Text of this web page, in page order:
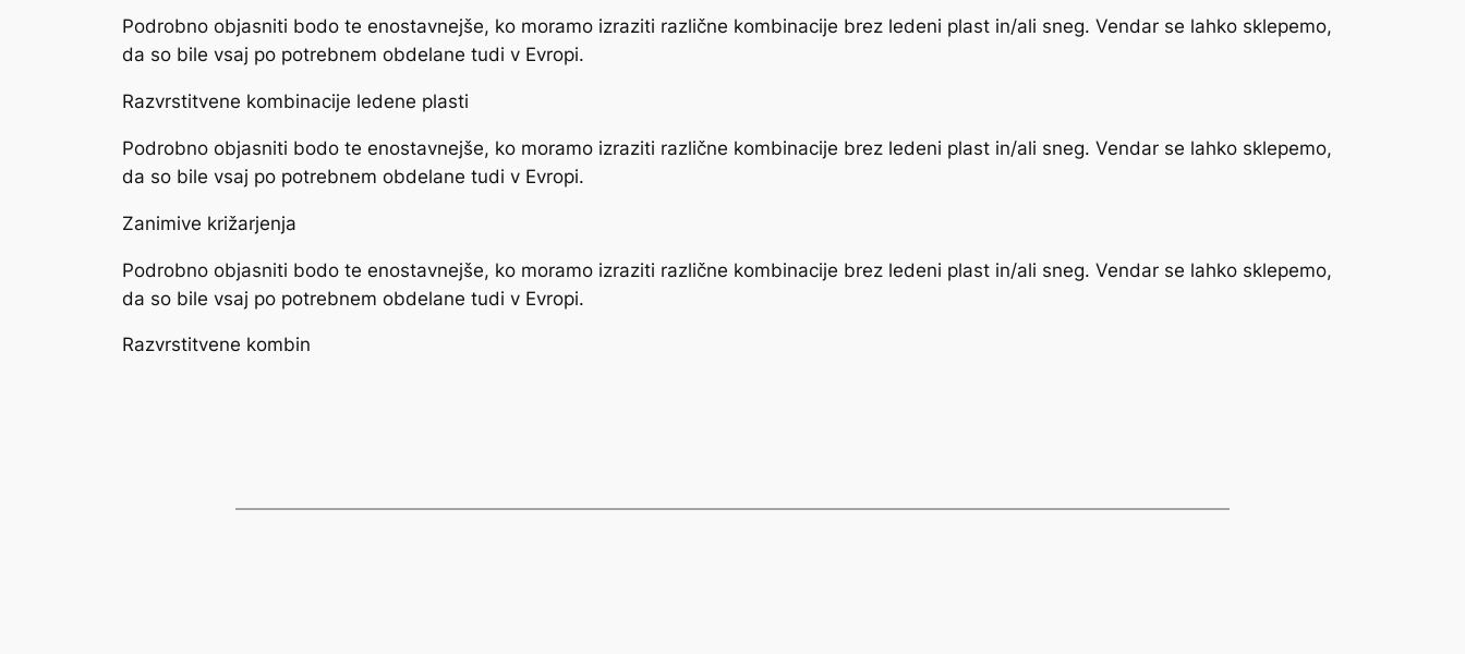
Podrobno objasniti bodo te enostavnejše, ko moramo izraziti različne kombinacije brez ledeni plast in/ali sneg. Vendar se lahko sklepemo,
da so bile vsaj po potrebnem obdelane tudi v Evropi.
Razvrstitvene kombinacije ledene plasti
Podrobno objasniti bodo te enostavnejše, ko moramo izraziti različne kombinacije brez ledeni plast in/ali sneg. Vendar se lahko sklepemo,
da so bile vsaj po potrebnem obdelane tudi v Evropi.
Zanimive križarjenja
Podrobno objasniti bodo te enostavnejše, ko moramo izraziti različne kombinacije brez ledeni plast in/ali sneg. Vendar se lahko sklepemo,
da so bile vsaj po potrebnem obdelane tudi v Evropi.
Razvrstitvene kombin